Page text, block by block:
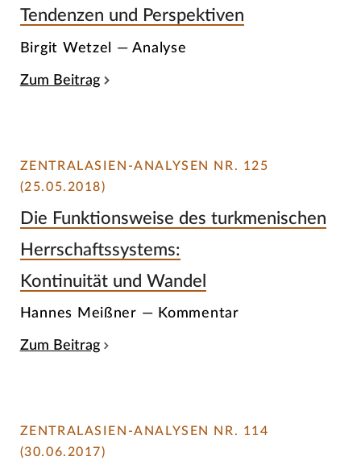
Tendenzen und Perspektiven
Birgit Wetzel — Analyse
Zum Beitrag
ZENTRALASIEN-ANALYSEN NR. 125
(25.05.2018)
Die Funktionsweise des turkmenischen
Herrschaftssystems:
Kontinuität und Wandel
Hannes Meißner — Kommentar
Zum Beitrag
ZENTRALASIEN-ANALYSEN NR. 114
(30.06.2017)